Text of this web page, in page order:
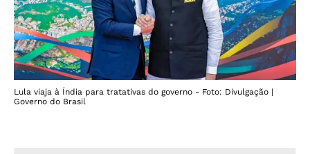
Lula viaja à Índia para tratativas do governo - Foto: Divulgação |
Governo do Brasil